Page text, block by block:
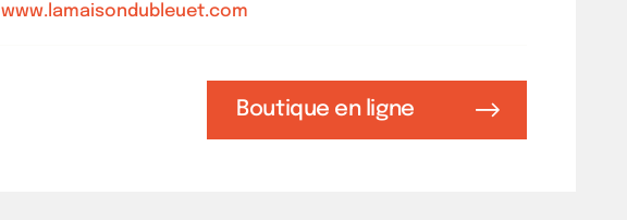
www.lamaisondubleuet.com
Boutique en ligne